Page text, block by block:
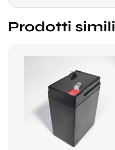
Prodotti simili